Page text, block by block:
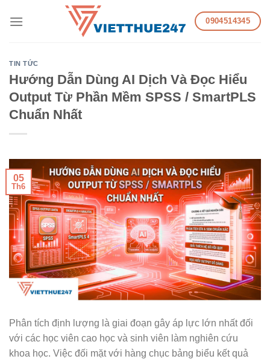
0904514345
TIN TỨC
Hướng Dẫn Dùng AI Dịch Và Đọc Hiểu
Output Từ Phần Mềm SPSS / SmartPLS
Chuẩn Nhất
05
Th6
Phân tích định lượng là giai đoạn gây áp lực lớn nhất đối
với các học viên cao học và sinh viên làm nghiên cứu
khoa học. Việc đối mặt với hàng chục bảng biểu kết quả